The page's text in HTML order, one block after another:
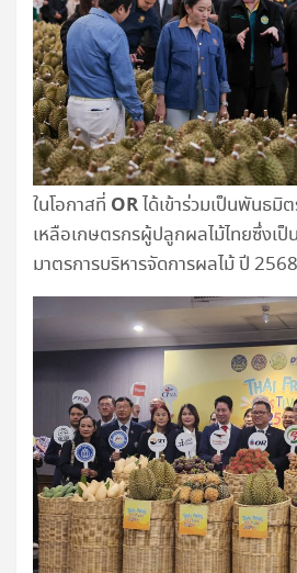
ในโอกาสที่ ORได้เข้าร่วมเป็นพันธมิ
เหลือเกษตรกรผู้ปลูกผลไม้ไทยซึ่งเ
มาตรการบริหารจัดการผลไม้ ปี 2568